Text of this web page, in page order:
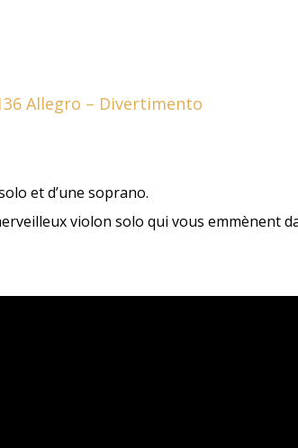
Allegro – Divertimento
et d’une soprano.
violon solo qui vous emmènent